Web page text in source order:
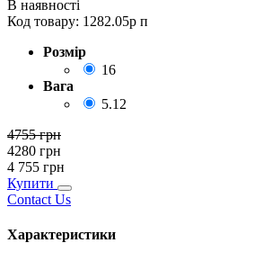
В наявності
Код товару: 1282.05р п
Розмір
16
Вага
5.12
4755грн
4280 грн
4 755 грн
Купити
Contact Us
Характеристики